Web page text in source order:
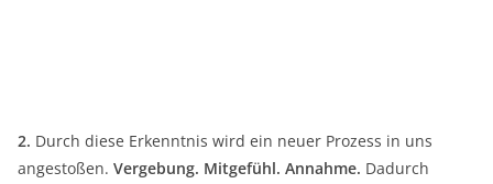
2. Durch diese Erkenntnis wird ein neuer Prozess in uns
angestoßen. Vergebung. Mitgefühl. Annahme. Dadurch